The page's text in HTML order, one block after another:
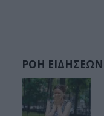
ΡΟΗ ΕΙΔΗΣΕΩΝ